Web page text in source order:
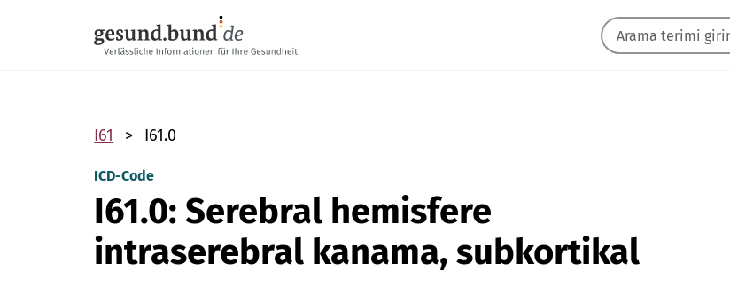
I61 I61.0
ICD-Code
I61.0: Serebral hemisfere
intraserebral kanama, subkortikal